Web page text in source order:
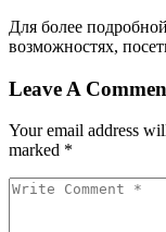
Для более
возможностях,
Leave A
Your email address
marked *